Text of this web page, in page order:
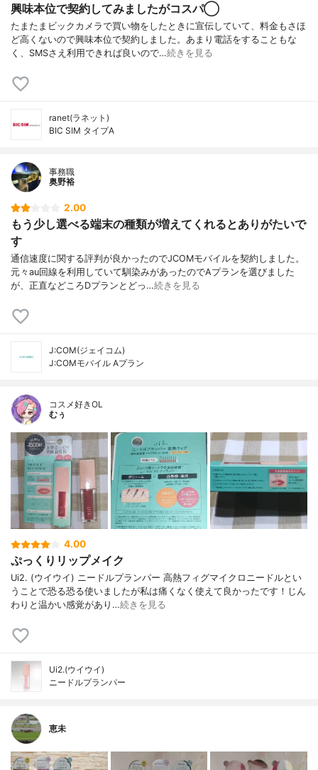
興味本位で契約してみましたがコスパ◯
たまたまビックカメラで買い物をしたときに宣伝していて、料金もさほ
ど高くないので興味本位で契約しました。あまり電話をすることもな
く、SMSさえ利用できれば良いので…続きを見る
ranet(ラネット)
BIC SIM タイプA
事務職
奥野裕
2.00
もう少し選べる端末の種類が増えてくれるとありがたいで
す
通信速度に関する評判が良かったのでJCOMモバイルを契約しました。
元々au回線を利用していて馴染みがあったのでAプランを選びました
が、正直などころDプランとどっ…続きを見る
J:COM(ジェイコム)
J:COMモバイル Aプラン
コスメ好きOL
むぅ
4.00
ぷっくりリップメイク
Ui2. (ウイウイ) ニードルプランパー 高熱フィグマイクロニードルとい
うことで恐る恐る使いましたが私は痛くなく使えて良かったです！じん
わりと温かい感覚があり…続きを見る
Ui2.(ウイウイ)
ニードルプランパー
恵未